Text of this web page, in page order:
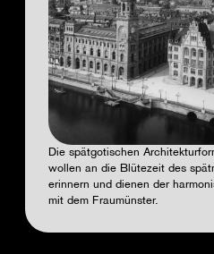
Die spätgotischen
wollen an die Blütezeit des
erinnern und dienen der
mit dem Fraumünster.